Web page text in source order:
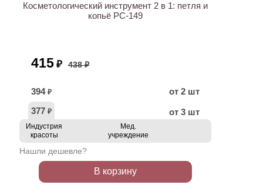
Косметологический инструмент 2 в 1: петля и
копьё PC-149
415 ₽ 438 ₽
394 ₽
от 2 шт
377 ₽ от 3 шт
Индустрия
красоты
Мед.
учреждение
Нашли дешевле?
В корзину